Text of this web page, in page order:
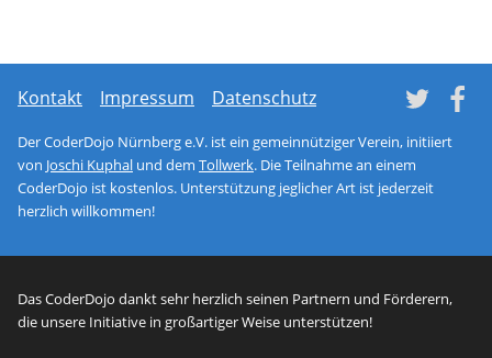
Kontakt Impressum Datenschutz
Der CoderDojo Nürnberg e.V. ist ein gemeinnütziger Verein, initiiert
von Joschi Kuphal und dem Tollwerk. Die Teilnahme an einem
CoderDojo ist kostenlos. Unterstützung jeglicher Art ist jederzeit
herzlich willkommen!
Das CoderDojo dankt sehr herzlich seinen Partnern und Förderern,
die unsere Initiative in großartiger Weise unterstützen!